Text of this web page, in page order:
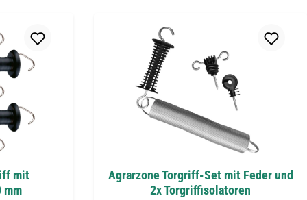
mit
mm
Agrarzone Torgriff-Set mit Feder und
2x Torgriffisolatoren